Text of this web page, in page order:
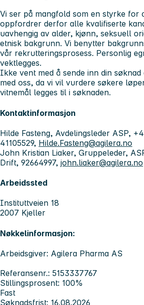
Vi ser på mangfold som en styrke for
oppfordrer derfor alle kvalifiserte
uavhengig av alder, kjønn, seksuell
etnisk bakgrunn. Vi benytter
vår rekrutteringsprosess. Personlig
vektlegges.
Ikke vent med å sende inn din
med oss, da vi vil vurdere søkere
vitnemål legges til i søknaden.
Kontaktinformasjon
Hilde Fasteng, Avdelingsleder ASP,
41105529, Hilde.Fasteng@agilera.no
John Kristian Liaker, Gruppeleder,
Drift, 92664997, john.liaker@agilera.no
Arbeidssted
Instituttveien 18
2007 Kjeller
Nøkkelinformasjon:
Arbeidsgiver: Agilera Pharma AS
Referansenr.: 5153337767
Stillingsprosent: 100%
Fast
Søknadsfrist: 16.08.2026